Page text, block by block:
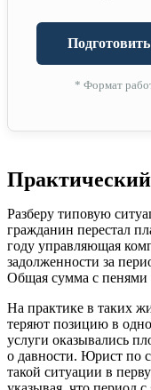
* Формат
Разберу типовую
гражданин перестал
году управляющая
задолженности за
Общая сумма с пенями
На практике в таких
теряют позицию в
услуги оказывались
о давности. Юрист по
такой ситуации в